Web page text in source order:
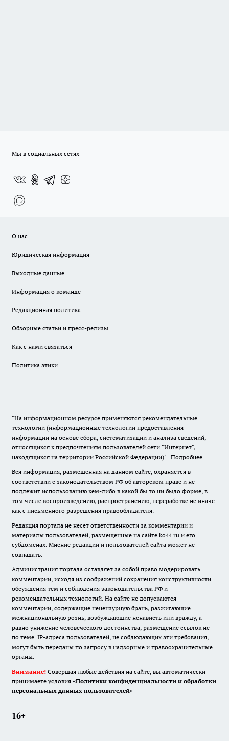
Мы в социальных сетях
О нас
Юридическая информация
Выходные данные
Информация о команде
Редакционная политика
Обзорные статьи и пресс-релизы
Как с нами связаться
Политика этики
"На информационном ресурсе применяются рекомендательные
технологии (информационные технологии предоставления
информации на основе сбора, систематизации и анализа сведений,
относящихся к предпочтениям пользователей сети "Интернет",
находящихся на территории Российской Федерации)". Подробнее
Вся информация, размещенная на данном сайте, охраняется в
соответствии с законодательством РФ об авторском праве и не
подлежит использованию кем-либо в какой бы то ни было форме, в
том числе воспроизведению, распространению, переработке не иначе
как с письменного разрешения правообладателя.
Редакция портала не несет ответственности за комментарии и
материалы пользователей, размещенные на сайте ko44.ru и его
субдоменах. Мнение редакции и пользователей сайта может не
совпадать.
Администрация портала оставляет за собой право модерировать
комментарии, исходя из соображений сохранения конструктивности
обсуждения тем и соблюдения законодательства РФ и
рекомендательных технологий. На сайте не допускаются
комментарии, содержащие нецензурную брань, разжигающие
межнациональную рознь, возбуждающие ненависть или вражду, а
равно унижение человеческого достоинства, размещение ссылок не
по теме. IP-адреса пользователей, не соблюдающих эти требования,
могут быть переданы по запросу в надзорные и правоохранительные
органы.
Внимание! Совершая любые действия на сайте, вы автоматически
принимаете условия «Политики конфиденциальности и обработки
персональных данных пользователей»
16+